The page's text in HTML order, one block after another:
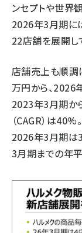
ンセプトや世界
2026年3月期に
22店舗を展開し
店舗売上も順調
万円から、
2023年3月期か
（CAGR）は
2026年3月期は
3月期までの年